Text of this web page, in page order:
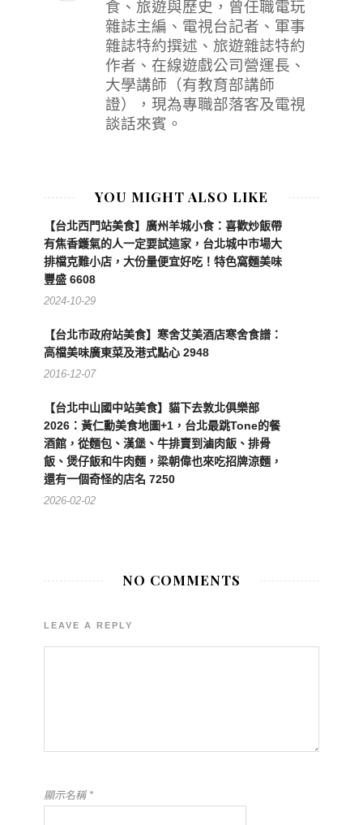
食、旅遊與歷史，曾任職電玩
雜誌主編、電視台記者、軍事
雜誌特約撰述、旅遊雜誌特約
作者、在線遊戲公司營運長、
大學講師（有教育部講師
證），現為專職部落客及電視
談話來賓。
YOU MIGHT ALSO LIKE
【台北西門站美食】廣州羊城小食：喜歡炒飯帶
有焦香鑊氣的人一定要試這家，台北城中市場大
排檔克難小店，大份量便宜好吃！特色窩麵美味
豐盛 6608
2024-10-29
【台北市政府站美食】寒舍艾美酒店寒舍食譜：
高檔美味廣東菜及港式點心 2948
2016-12-07
【台北中山國中站美食】貓下去敦北俱樂部
2026：黃仁勳美食地圖+1，台北最跳Tone的餐
酒館，從麵包、漢堡、牛排賣到滷肉飯、排骨
飯、煲仔飯和牛肉麵，梁朝偉也來吃招牌涼麵，
還有一個奇怪的店名 7250
2026-02-02
NO COMMENTS
LEAVE A REPLY
顯示名稱 *